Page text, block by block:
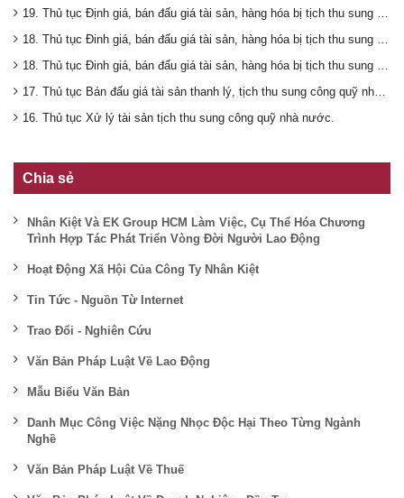
19. Thủ tục Định giá, bán đấu giá tài sản, hàng hóa bị tịch thu sung công quỹ Nhà nước.(tài sản có giá trị trên 10 triệu đồng).
18. Thủ tục Đinh giá, bán đấu giá tài sản, hàng hóa bị tịch thu sung công quỹ nhà nước (tài sản có giá trị dưới 10 triệu đồng).
18. Thủ tục Đinh giá, bán đấu giá tài sản, hàng hóa bị tịch thu sung công quỹ nhà nước (tài sản có giá trị dưới 10 triệu đồng).
17. Thủ tục Bán đấu giá tài sản thanh lý, tịch thu sung công quỹ nhà nước.
16. Thủ tục Xử lý tài sản tịch thu sung công quỹ nhà nước.
Chia sẻ
Nhân Kiệt Và EK Group HCM Làm Việc, Cụ Thể Hóa Chương
Trình Hợp Tác Phát Triển Vòng Đời Người Lao Động
Hoạt Động Xã Hội Của Công Ty Nhân Kiệt
Tin Tức - Nguồn Từ Internet
Trao Đổi - Nghiên Cứu
Văn Bản Pháp Luật Về Lao Động
Mẫu Biểu Văn Bản
Danh Mục Công Việc Nặng Nhọc Độc Hại Theo Từng Ngành
Nghề
Văn Bản Pháp Luật Về Thuế